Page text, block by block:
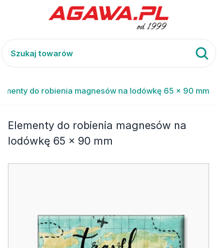
do robienia magnesów na lodówkę 65 x 90 mm
Elementy do robienia magnesów na
lodówkę 65 x 90 mm